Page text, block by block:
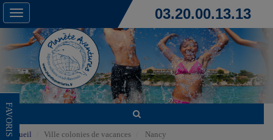
Toggle
navigation
03.20.00.13.13
FAVORIS
Accueil Ville colonies de vacances Nancy